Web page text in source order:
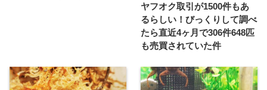
ヤフオク取引が1500件もあ
るらしい！びっくりして調べ
たら直近4ヶ月で306件648匹
も売買されていた件